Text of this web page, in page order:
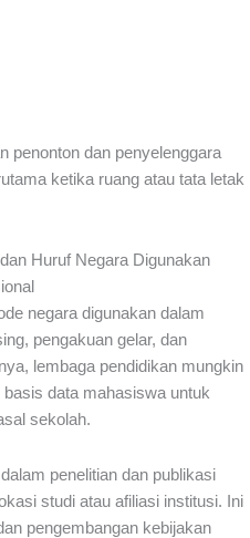
penonton dan penyelenggara
ketika ruang atau tata letak
Huruf Negara Digunakan
negara digunakan dalam
pengakuan gelar, dan
lembaga pendidikan mungkin
data mahasiswa untuk
sekolah.
penelitian dan publikasi
studi atau afiliasi institusi. Ini
pengembangan kebijakan